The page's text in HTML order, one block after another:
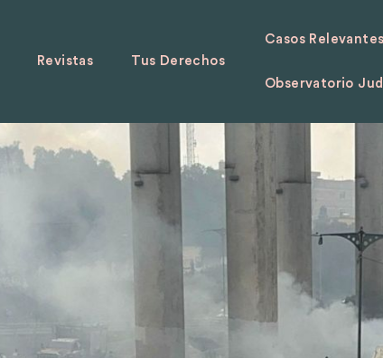
Revistas Tus Derechos
Casos Relevantes
Observatorio